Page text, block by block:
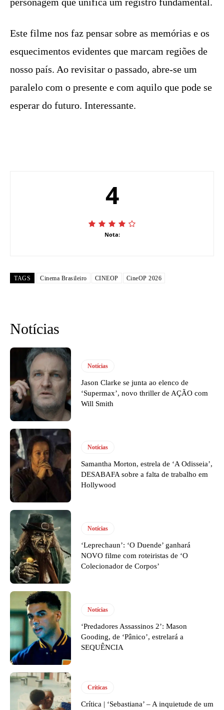
Este filme nos faz pensar sobre as memórias e os
esquecimentos evidentes que marcam regiões de
nosso país. Ao revisitar o passado, abre-se um
paralelo com o presente e com aquilo que pode se
esperar do futuro. Interessante.
4
Nota:
TAGS Cinema Brasileiro CINEOP CineOP 2026
Notícias
Notícias
Jason Clarke se junta ao elenco de
‘Supermax’, novo thriller de AÇÃO com
Will Smith
Notícias
Samantha Morton, estrela de ‘A Odisseia’,
DESABAFA sobre a falta de trabalho em
Hollywood
Notícias
‘Leprechaun’: ‘O Duende’ ganhará
NOVO filme com roteiristas de ‘O
Colecionador de Corpos’
Notícias
‘Predadores Assassinos 2’: Mason
Gooding, de ‘Pânico’, estrelará a
SEQUÊNCIA
Críticas
Crítica | ‘Sebastiana’ – A inquietude de um